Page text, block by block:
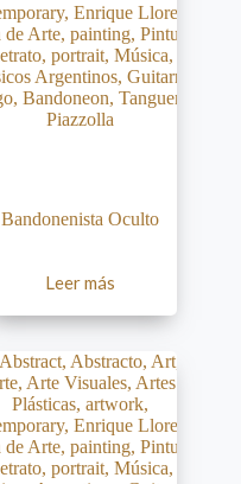
Bandonenista Oculto
Leer más